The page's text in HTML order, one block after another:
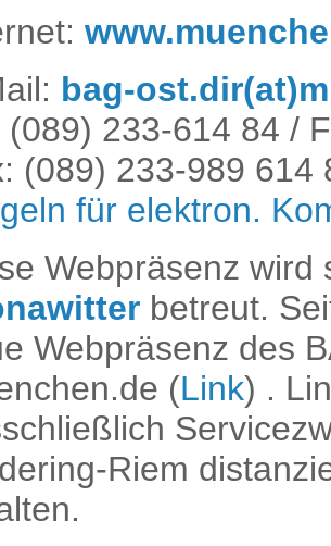
bag-
(089) 233-614 84 /
(089) 233-989 614
für elektron.
Webpräsenz
betreut.
Webpräsenz des
(Link) .
Riem